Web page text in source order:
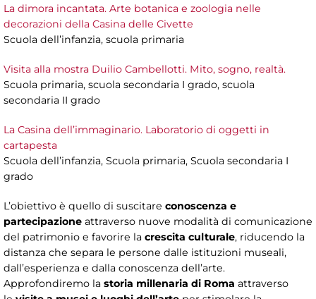
La dimora incantata. Arte botanica e zoologia nelle
decorazioni della Casina delle Civette
Scuola dell’infanzia, scuola primaria
Visita alla mostra Duilio Cambellotti. Mito, sogno, realtà.
Scuola primaria, scuola secondaria I grado, scuola
secondaria II grado
La Casina dell’immaginario. Laboratorio di oggetti in
cartapesta
Scuola dell’infanzia, Scuola primaria, Scuola secondaria I
grado
L’obiettivo è quello di suscitare conoscenza e
partecipazione attraverso nuove modalità di comunicazione
del patrimonio e favorire la crescita culturale, riducendo la
distanza che separa le persone dalle istituzioni museali,
dall’esperienza e dalla conoscenza dell’arte.
Approfondiremo la storia millenaria di Roma attraverso